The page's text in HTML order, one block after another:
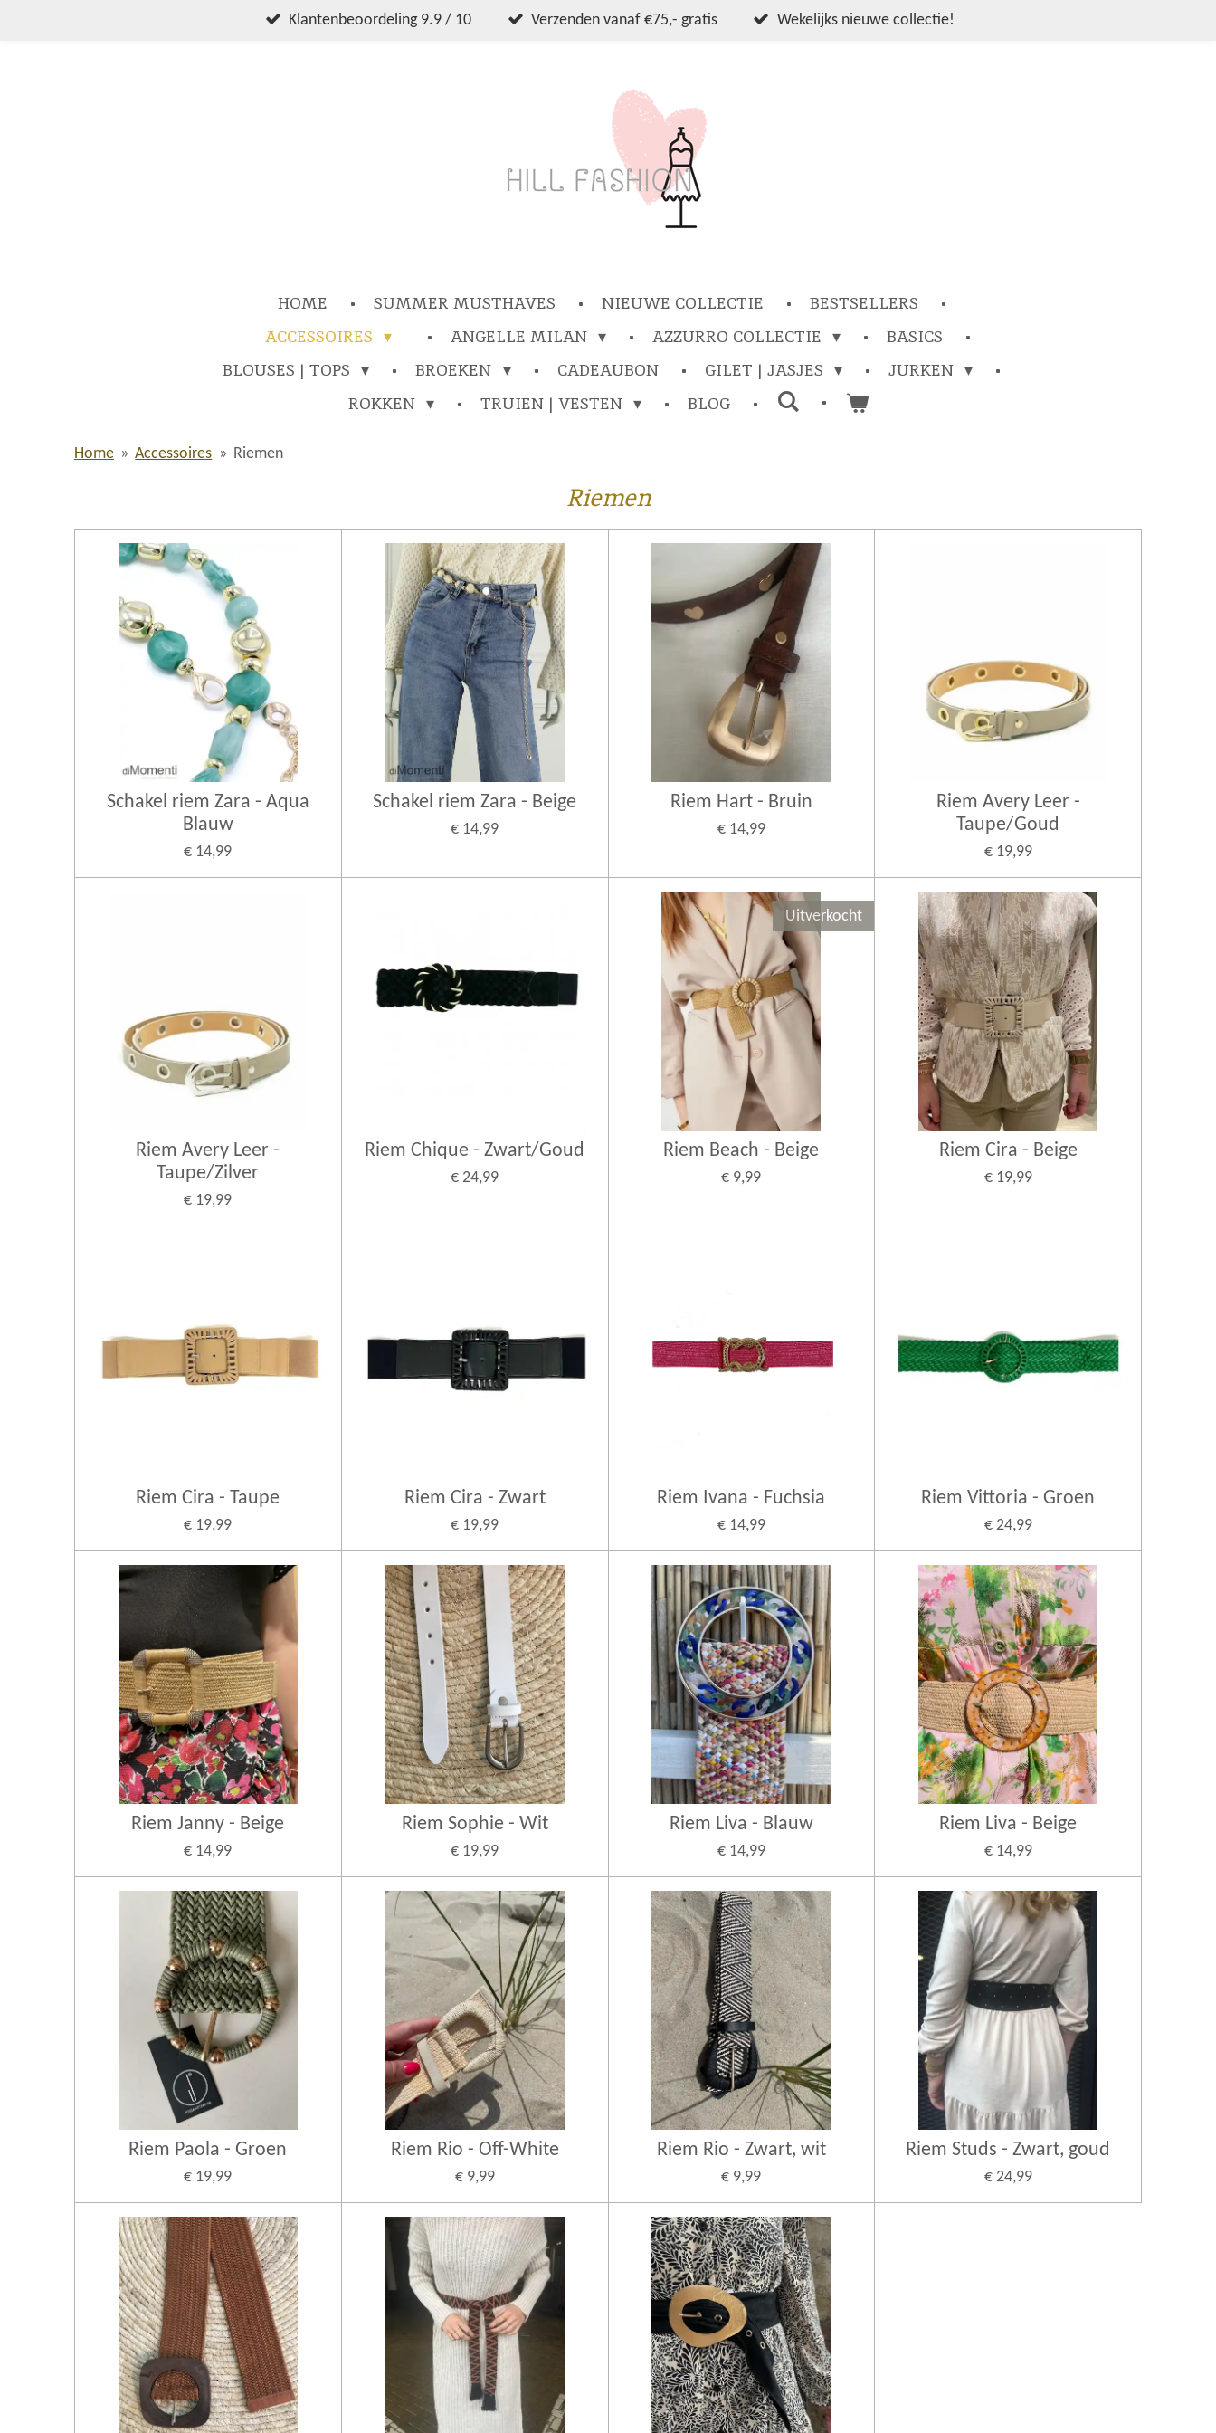
Klantenbeoordeling 9.9 / 10 Verzenden vanaf €75,- gratis Wekelijks nieuwe collectie!
HOME SUMMER MUSTHAVES NIEUWE COLLECTIE
BESTSELLERS
ACCESSOIRES
ANGELLE MILAN AZZURRO COLLECTIE
BASICS
BLOUSES | TOPS
BROEKEN CADEAUBON GILET | JASJES
JURKEN
ROKKEN
TRUIEN | VESTEN BLOG
Home » Accessoires » Riemen
Riemen
Schakel riem Zara - Aqua
Blauw
€ 14,99
Schakel riem Zara - Beige
€ 14,99
Riem Hart - Bruin
€ 14,99
Riem Avery Leer -
Taupe/Goud
€ 19,99
Riem Avery Leer -
Taupe/Zilver
€ 19,99
Riem Chique - Zwart/Goud
€ 24,99
Uitverkocht
Riem Beach - Beige
€ 9,99
Riem Cira - Beige
€ 19,99
Riem Cira - Taupe
€ 19,99
Riem Cira - Zwart
€ 19,99
Riem Ivana - Fuchsia
€ 14,99
Riem Vittoria - Groen
€ 24,99
Riem Janny - Beige
€ 14,99
Riem Sophie - Wit
€ 19,99
Riem Liva - Blauw
€ 14,99
Riem Liva - Beige
€ 14,99
Riem Paola - Groen
€ 19,99
Riem Rio - Off-White
€ 9,99
Riem Rio - Zwart, wit
€ 9,99
Riem Studs - Zwart, goud
€ 24,99